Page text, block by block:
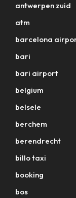
antwerpen zuid
atm
barcelona
bari
bari airport
belgium
belsele
berchem
berendrecht
billo taxi
booking
bos